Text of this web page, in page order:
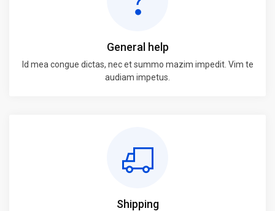
General help
Id mea congue dictas, nec et summo mazim impedit. Vim te
audiam impetus.
Shipping